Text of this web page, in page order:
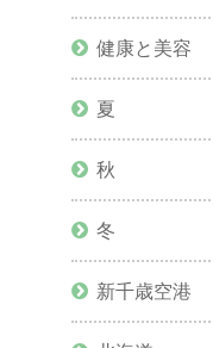
健康と美容
夏
秋
冬
新千歳空港